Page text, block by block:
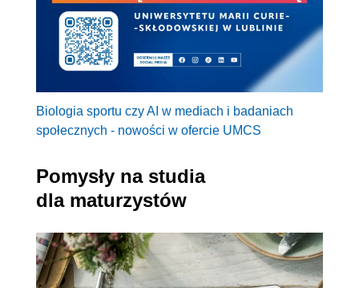
Biologia sportu czy AI w mediach i badaniach
społecznych - nowości w ofercie UMCS
Pomysły na studia
dla maturzystów